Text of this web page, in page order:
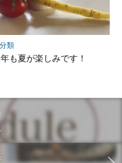
類
も夏が楽しみです！